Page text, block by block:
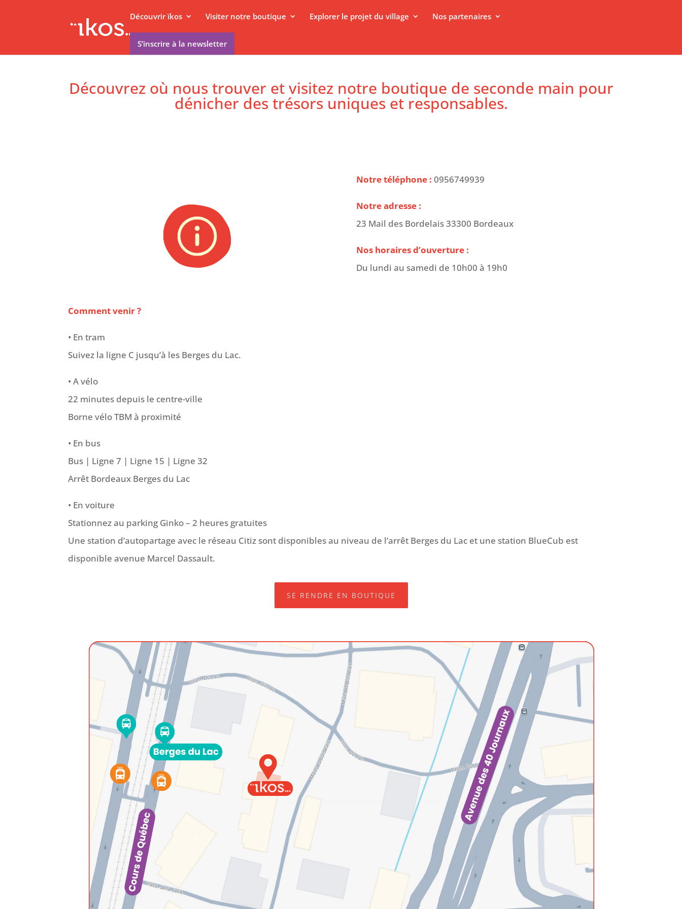
Découvrir ïkos Visiter notre boutique Explorer le projet du village Nos partenaires
S’inscrire à la newsletter
Découvrez où nous trouver et visitez notre boutique de seconde main pour
dénicher des trésors uniques et responsables.
Notre téléphone : 0956749939
Notre adresse :
23 Mail des Bordelais 33300 Bordeaux
Nos horaires d’ouverture :
Du lundi au samedi de 10h00 à 19h0
Comment venir ?
• En tram
Suivez la ligne C jusqu’à les Berges du Lac.
• A vélo
22 minutes depuis le centre-ville
Borne vélo TBM à proximité
• En bus
Bus | Ligne 7 | Ligne 15 | Ligne 32
Arrêt Bordeaux Berges du Lac
• En voiture
Stationnez au parking Ginko – 2 heures gratuites
Une station d’autopartage avec le réseau Citiz sont disponibles au niveau de l’arrêt Berges du Lac et une station BlueCub est
disponible avenue Marcel Dassault.
SE RENDRE EN BOUTIQUE